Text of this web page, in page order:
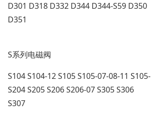
D301 D318 D332 D344 D344-S59 D350
D351
S系列电磁阀
S104 S104-12 S105 S105-07-08-11
S204 S205 S206 S206-07 S305 S306
S307